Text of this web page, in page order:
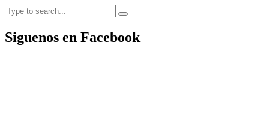
Siguenos en Facebook